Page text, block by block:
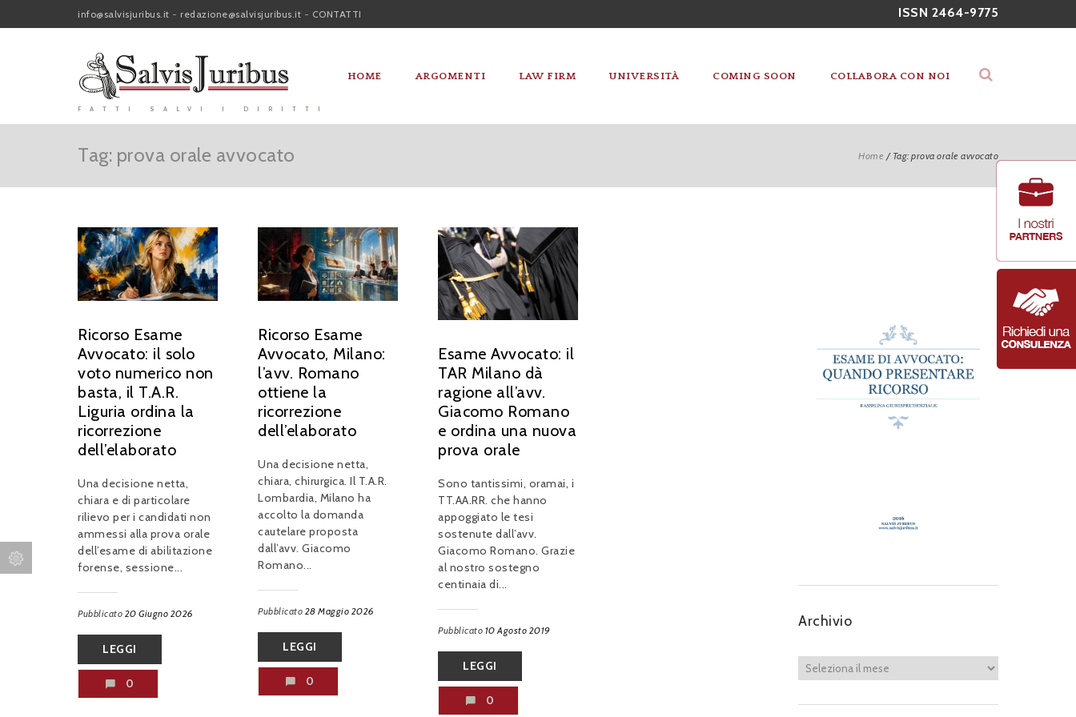
ISSN 2464-9775
info@salvisjuribus.it - redazione@salvisjuribus.it - CONTATTI
FATTI SALVI I DIRITTI
HOME ARGOMENTI LAW FIRM UNIVERSITÀ COMING SOON COLLABORA CON NOI
Home / Tag: prova orale avvocato
Tag: prova orale avvocato
Ricorso Esame
Avvocato: il solo
voto numerico non
basta, il T.A.R.
Liguria ordina la
ricorrezione
dell’elaborato
Una decisione netta,
chiara e di particolare
rilievo per i candidati non
ammessi alla prova orale
dell’esame di abilitazione
forense, sessione...
Pubblicato 20 Giugno 2026
LEGGI
0
Ricorso Esame
Avvocato, Milano:
l’avv. Romano
ottiene la
ricorrezione
dell’elaborato
Una decisione netta,
chiara, chirurgica. Il T.A.R.
Lombardia, Milano ha
accolto la domanda
cautelare proposta
dall’avv. Giacomo
Romano...
Pubblicato 28 Maggio 2026
LEGGI
0
Esame Avvocato: il
TAR Milano dà
ragione all’avv.
Giacomo Romano
e ordina una nuova
prova orale
Sono tantissimi, oramai, i
TT.AA.RR. che hanno
appoggiato le tesi
sostenute dall’avv.
Giacomo Romano. Grazie
al nostro sostegno
centinaia di...
Pubblicato 10 Agosto 2019
LEGGI
0
Archivio